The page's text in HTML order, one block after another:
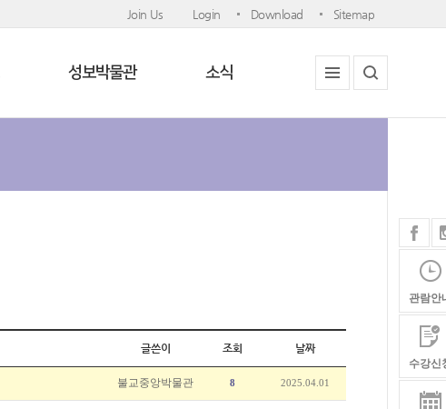
Join Us Login Download Sitemap
성보박물관 소식
글쓴이 조회 날짜
불교중앙박물관 8 2025.04.01
관람안
수강신